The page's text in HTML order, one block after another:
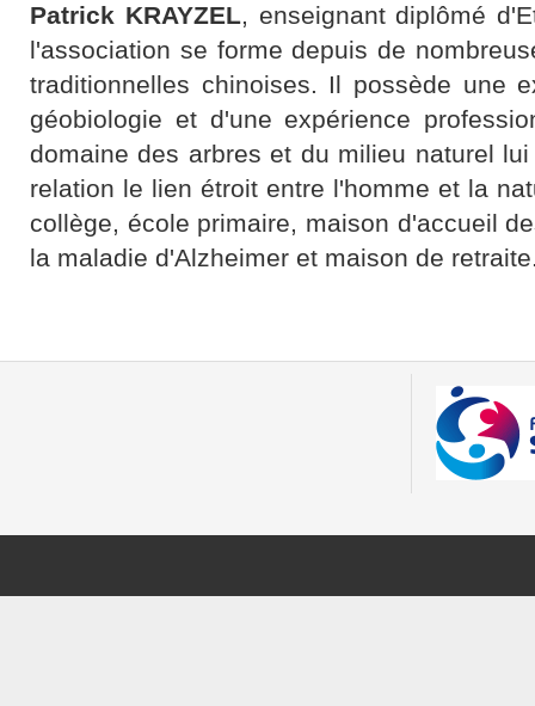
Patrick KRAYZEL, enseignant diplômé
l'association se forme depuis de
traditionnelles chinoises. Il possède une
géobiologie et d'une expérience
domaine des arbres et du milieu naturel
relation le lien étroit entre l'homme et la
collège, école primaire, maison d'accueil
la maladie d'Alzheimer et maison de